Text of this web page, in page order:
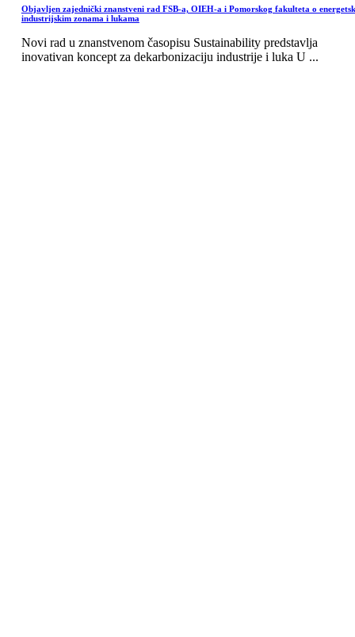
Objavljen zajednički znanstveni rad FSB-a, OIEH-a i Pomorskog fakulteta o
industrijskim zonama i lukama
Novi rad u znanstvenom časopisu Sustainability predstavlja
inovativan koncept za dekarbonizaciju industrije i luka U ...